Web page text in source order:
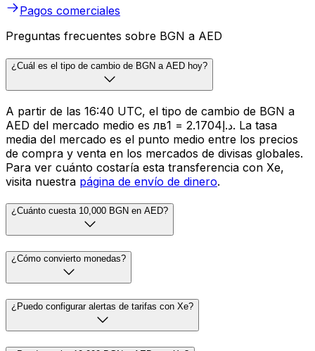
Pagos comerciales
Preguntas frecuentes sobre BGN a AED
¿Cuál es el tipo de cambio de BGN a AED hoy?
A partir de las 16:40 UTC, el tipo de cambio de BGN a
AED del mercado medio es лв1 = د.إ2.1704. La tasa
media del mercado es el punto medio entre los precios
de compra y venta en los mercados de divisas globales.
Para ver cuánto costaría esta transferencia con Xe,
visita nuestra página de envío de dinero.
¿Cuánto cuesta 10,000 BGN en AED?
¿Cómo convierto monedas?
¿Puedo configurar alertas de tarifas con Xe?